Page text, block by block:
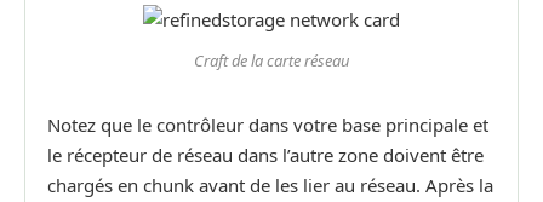
Craft de la carte réseau
Notez que le contrôleur dans votre base principale et
le récepteur de réseau dans l’autre zone doivent être
chargés en chunk avant de les lier au réseau. Après la